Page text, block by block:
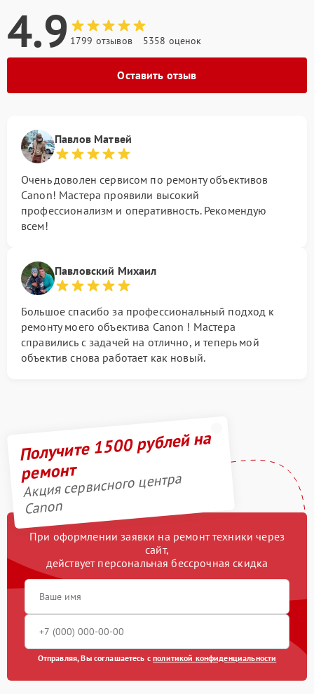
4.9 1799 отзывов 5358 оценок
Оставить отзыв
Павлов Матвей
Очень доволен сервисом по ремонту объективов
Canon! Мастера проявили высокий
профессионализм и оперативность. Рекомендую
всем!
Павловский Михаил
Большое спасибо за профессиональный подход к
ремонту моего объектива Canon ! Мастера
справились с задачей на отлично, и теперь мой
объектив снова работает как новый.
Получите 1500 рублей на
ремонт
Акция сервисного центра
Canon
При оформлении заявки на ремонт техники через
сайт,
действует персональная бессрочная скидка
Отправляя, Вы соглашаетесь сполитикой конфиденциальности